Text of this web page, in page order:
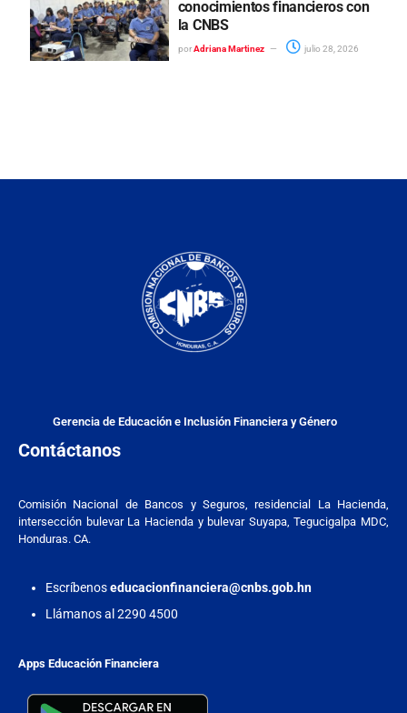
conocimientos financieros con
la CNBS
por Adriana Martinez julio 28, 2026
Gerencia de Educación e Inclusión Financiera y Género
Contáctanos
Comisión Nacional de Bancos y Seguros, residencial La Hacienda,
intersección bulevar La Hacienda y bulevar Suyapa, Tegucigalpa MDC,
Honduras. CA.
Escríbenoseducacionfinanciera@cnbs.gob.hn
Llámanos al 2290 4500
Apps Educación Financiera